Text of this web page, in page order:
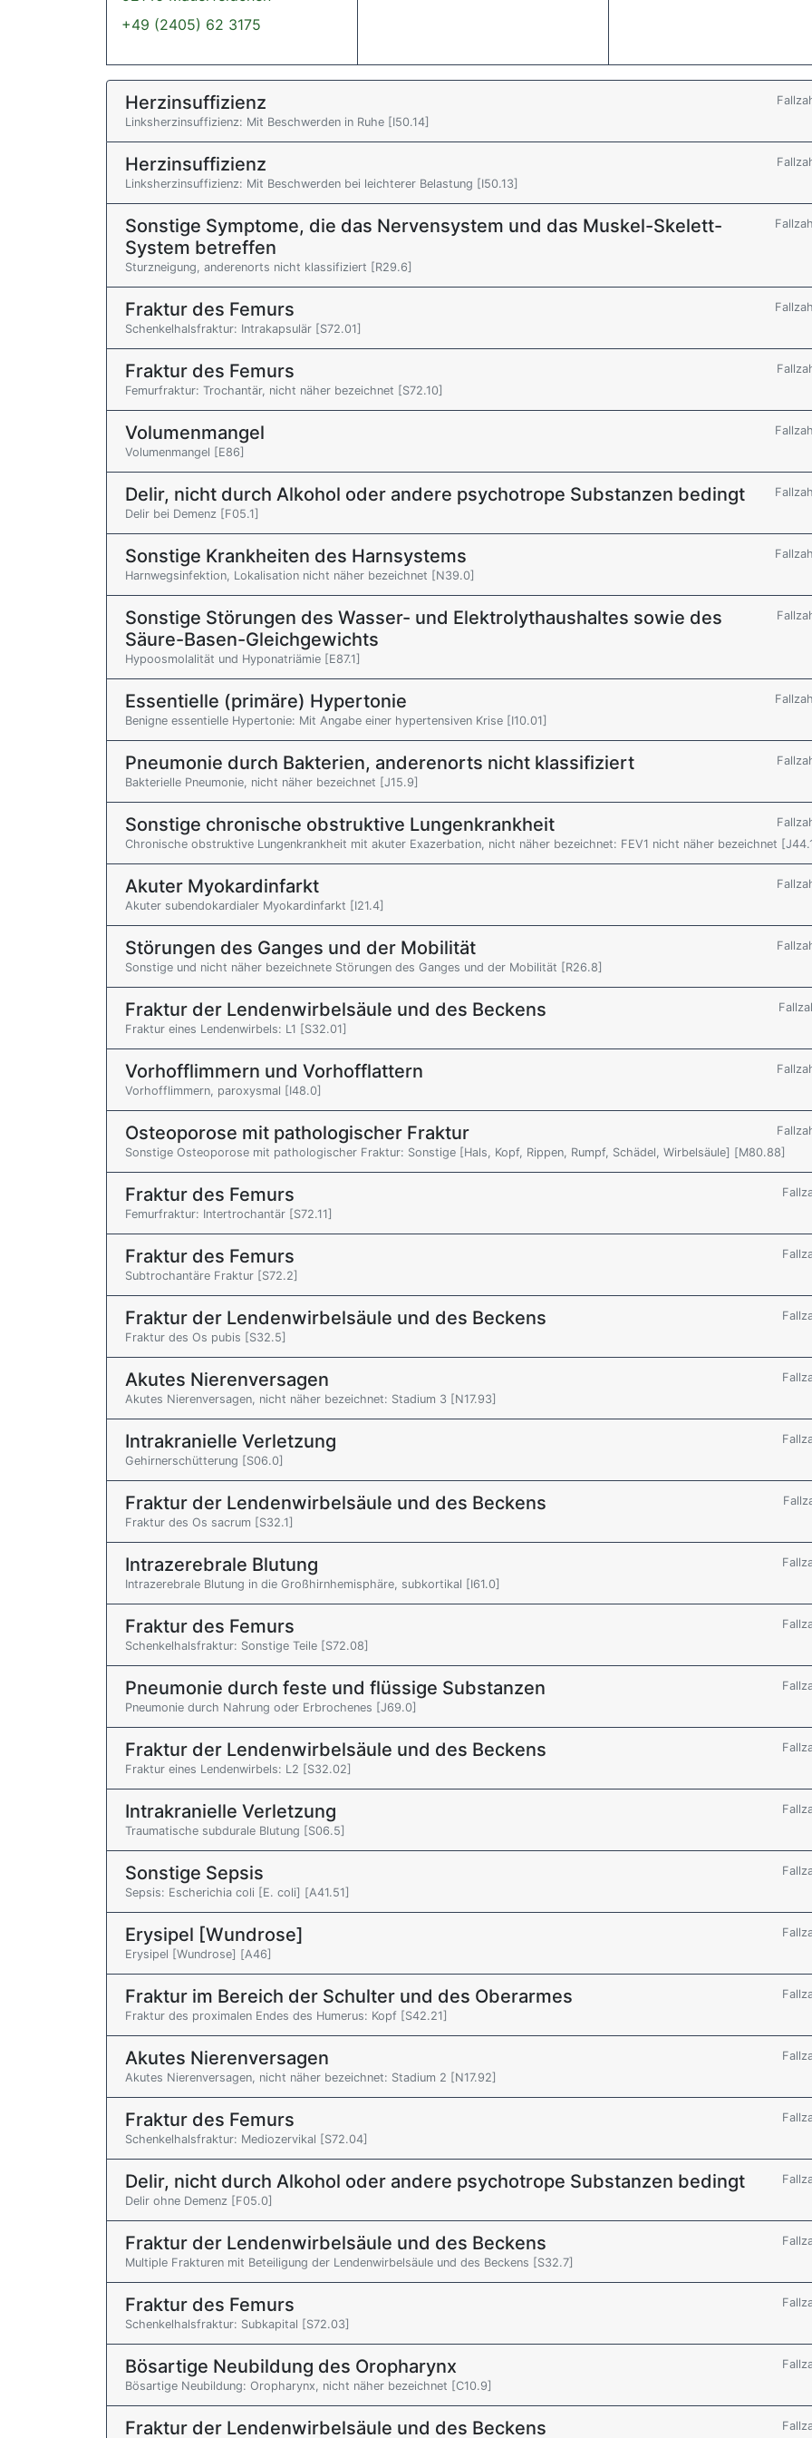
+49 (2405) 62 3175
Herzinsuffizienz
Linksherzinsuffizienz: Mit Beschwerden in Ruhe [I50.14]
Herzinsuffizienz
Linksherzinsuffizienz: Mit Beschwerden bei leichterer Belastung [I50.13]
Sonstige Symptome, die das Nervensystem und das Muskel-Skelett-
System betreffen
Sturzneigung, anderenorts nicht klassifiziert [R29.6]
Fraktur des Femurs
Schenkelhalsfraktur: Intrakapsulär [S72.01]
Fraktur des Femurs
Femurfraktur: Trochantär, nicht näher bezeichnet [S72.10]
Volumenmangel
Volumenmangel [E86]
Delir, nicht durch Alkohol oder andere psychotrope Substanzen bedingt
Delir bei Demenz [F05.1]
Sonstige Krankheiten des Harnsystems
Harnwegsinfektion, Lokalisation nicht näher bezeichnet [N39.0]
Sonstige Störungen des Wasser- und Elektrolythaushaltes sowie des
Säure-Basen-Gleichgewichts
Hypoosmolalität und Hyponatriämie [E87.1]
Essentielle (primäre) Hypertonie
Benigne essentielle Hypertonie: Mit Angabe einer hypertensiven Krise [I10.01]
Pneumonie durch Bakterien, anderenorts nicht klassifiziert
Bakterielle Pneumonie, nicht näher bezeichnet [J15.9]
Sonstige chronische obstruktive Lungenkrankheit
Chronische obstruktive Lungenkrankheit mit akuter Exazerbation, nicht näher bezeichnet: FEV1 nicht näher bezeichnet
Akuter Myokardinfarkt
Akuter subendokardialer Myokardinfarkt [I21.4]
Störungen des Ganges und der Mobilität
Sonstige und nicht näher bezeichnete Störungen des Ganges und der Mobilität [R26.8]
Fraktur der Lendenwirbelsäule und des Beckens
Fraktur eines Lendenwirbels: L1 [S32.01]
Vorhofflimmern und Vorhofflattern
Vorhofflimmern, paroxysmal [I48.0]
Osteoporose mit pathologischer Fraktur
Sonstige Osteoporose mit pathologischer Fraktur: Sonstige [Hals, Kopf, Rippen, Rumpf, Schädel, Wirbelsäule] [M80.88]
Fraktur des Femurs
Femurfraktur: Intertrochantär [S72.11]
Fraktur des Femurs
Subtrochantäre Fraktur [S72.2]
Fraktur der Lendenwirbelsäule und des Beckens
Fraktur des Os pubis [S32.5]
Akutes Nierenversagen
Akutes Nierenversagen, nicht näher bezeichnet: Stadium 3 [N17.93]
Intrakranielle Verletzung
Gehirnerschütterung [S06.0]
Fraktur der Lendenwirbelsäule und des Beckens
Fraktur des Os sacrum [S32.1]
Intrazerebrale Blutung
Intrazerebrale Blutung in die Großhirnhemisphäre, subkortikal [I61.0]
Fraktur des Femurs
Schenkelhalsfraktur: Sonstige Teile [S72.08]
Pneumonie durch feste und flüssige Substanzen
Pneumonie durch Nahrung oder Erbrochenes [J69.0]
Fraktur der Lendenwirbelsäule und des Beckens
Fraktur eines Lendenwirbels: L2 [S32.02]
Intrakranielle Verletzung
Traumatische subdurale Blutung [S06.5]
Sonstige Sepsis
Sepsis: Escherichia coli [E. coli] [A41.51]
Erysipel [Wundrose]
Erysipel [Wundrose] [A46]
Fraktur im Bereich der Schulter und des Oberarmes
Fraktur des proximalen Endes des Humerus: Kopf [S42.21]
Akutes Nierenversagen
Akutes Nierenversagen, nicht näher bezeichnet: Stadium 2 [N17.92]
Fraktur des Femurs
Schenkelhalsfraktur: Mediozervikal [S72.04]
Delir, nicht durch Alkohol oder andere psychotrope Substanzen bedingt
Delir ohne Demenz [F05.0]
Fraktur der Lendenwirbelsäule und des Beckens
Multiple Frakturen mit Beteiligung der Lendenwirbelsäule und des Beckens [S32.7]
Fraktur des Femurs
Schenkelhalsfraktur: Subkapital [S72.03]
Bösartige Neubildung des Oropharynx
Bösartige Neubildung: Oropharynx, nicht näher bezeichnet [C10.9]
Fraktur der Lendenwirbelsäule und des Beckens